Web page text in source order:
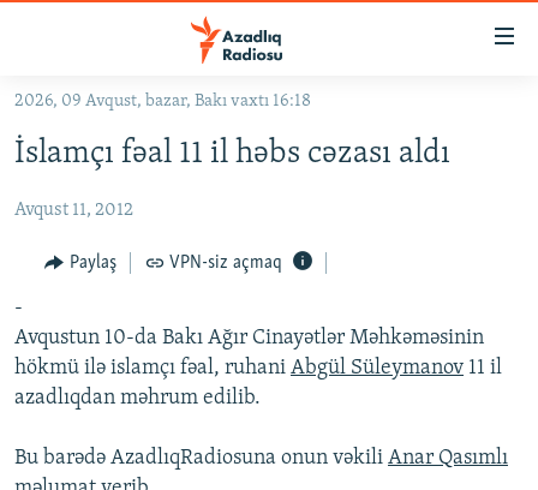
Əsas
qayıt
naviqasiyaya
Axtarışa
keç
#İZAHLA
KORRUPSIOMETR
#ƏSLINDƏ
QANUNI DOĞRU
ARAŞDIRMA
VIDEO
RADIO ARXIV
2026, 09 Avqust, bazar, Bakı vaxtı 16:18
İslamçı fəal 11 il həbs cəzası aldı
Avqust 11, 2012
Paylaş VPN-siz açmaq
-
Avqustun 10-da Bakı Ağır Cinayətlər Məhkəməsinin
hökmü ilə islamçı fəal, ruhani Abgül Süleymanov 11 il
azadlıqdan məhrum edilib.
Bu barədə AzadlıqRadiosuna onun vəkili Anar Qasımlı